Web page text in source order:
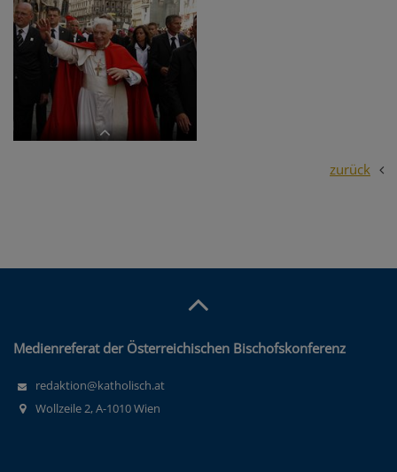
APAHDS33 - 09092007 - WIEN -
OESTERREICH: ZU APA TEXT II -
Papst Benedikt XVI. nach der Messe
im Stephansdom am Sonntag, 9.
September 2007, anl. seines
dreitaegigen Besuches in
Oesterreich. APA-FOTO: ROBERT
JAEGER/POOL
dreitaegigen Besuches in
zurück
Medienreferat der Österreichischen Bischofskonferenz
redaktion@katholisch.at
Wollzeile 2, A-1010 Wien